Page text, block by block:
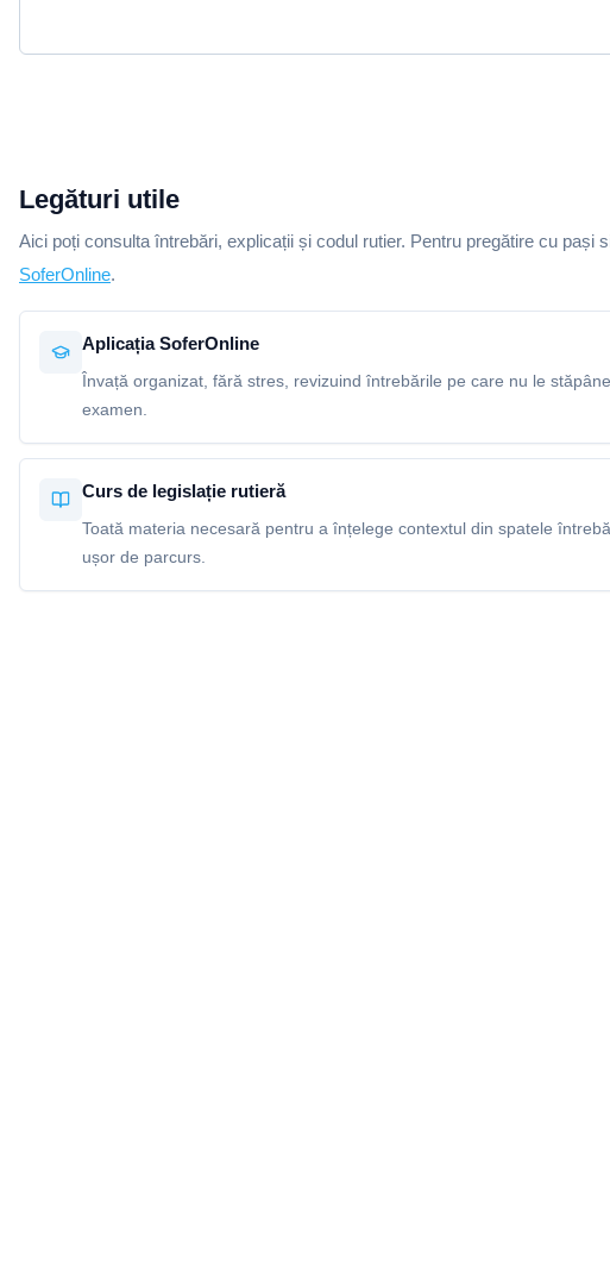
Legături utile
Aici poți consulta întrebări, explicații și codul rutier. Pentru pregătire cu pași
SoferOnline.
Aplicația SoferOnline
Învață organizat, fără stres, revizuind întrebările pe care nu le
examen.
Curs de legislație rutieră
Toată materia necesară pentru a înțelege contextul din spatele
ușor de parcurs.